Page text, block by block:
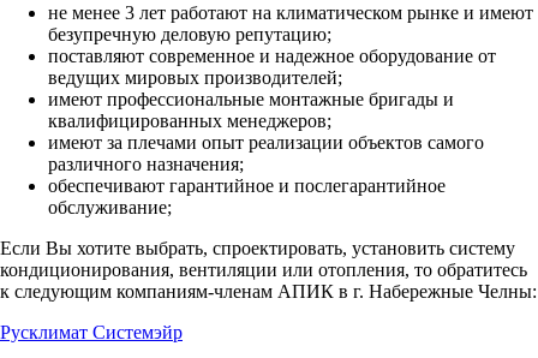
не менее 3 лет работают на климатическом рынке и имеют
безупречную деловую репутацию;
поставляют современное и надежное оборудование от
ведущих мировых производителей;
имеют профессиональные монтажные бригады и
квалифицированных менеджеров;
имеют за плечами опыт реализации объектов самого
различного назначения;
обеспечивают гарантийное и послегарантийное
обслуживание;
Если Вы хотите выбрать, спроектировать, установить систему
кондиционирования, вентиляции или отопления, то обратитесь
к следующим компаниям-членам АПИК в г. Набережные Челны:
Русклимат Системэйр